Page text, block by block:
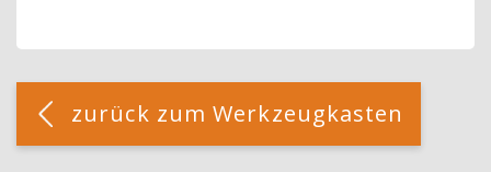
Blöcke
[Cocoon] Custom HTML überspringen
zurück zum Werkzeugkasten